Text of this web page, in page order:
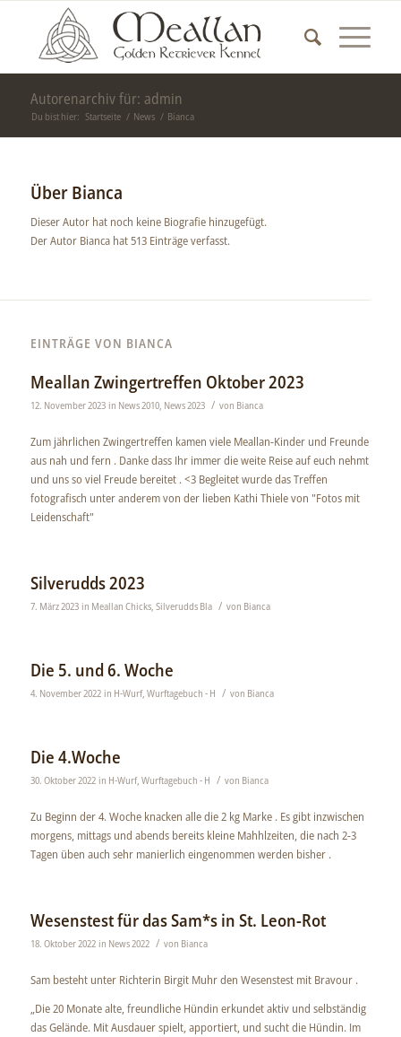
Autorenarchiv für: admin
Du bist hier: Startseite / News / Bianca
ÜberBianca
Dieser Autor hat noch keine Biografie hinzugefügt.
Der Autor Biancahat 513 Einträge verfasst.
EINTRÄGE VON BIANCA
Meallan Zwingertreffen Oktober 2023
12. November 2023 in News 2010, News 2023 / von Bianca
Zum jährlichen Zwingertreffen kamen viele Meallan-Kinder und Freunde
aus nah und fern . Danke dass Ihr immer die weite Reise auf euch nehmt
und uns so viel Freude bereitet . <3 Begleitet wurde das Treffen
fotografisch unter anderem von der lieben Kathi Thiele von "Fotos mit
Leidenschaft"
Silverudds 2023
7. März 2023 in Meallan Chicks, Silverudds Bla / von Bianca
Die 5. und 6. Woche
4. November 2022 in H-Wurf, Wurftagebuch - H / von Bianca
Die 4.Woche
30. Oktober 2022 in H-Wurf, Wurftagebuch - H / von Bianca
Zu Beginn der 4. Woche knacken alle die 2 kg Marke . Es gibt inzwischen
morgens, mittags und abends bereits kleine Mahhlzeiten, die nach 2-3
Tagen üben auch sehr manierlich eingenommen werden bisher .
Wesenstest für das Sam*s in St. Leon-Rot
18. Oktober 2022 in News 2022 / von Bianca
Sam besteht unter Richterin Birgit Muhr den Wesenstest mit Bravour .
„Die 20 Monate alte, freundliche Hündin erkundet aktiv und selbständig
das Gelände. Mit Ausdauer spielt, apportiert, und sucht die Hündin. Im